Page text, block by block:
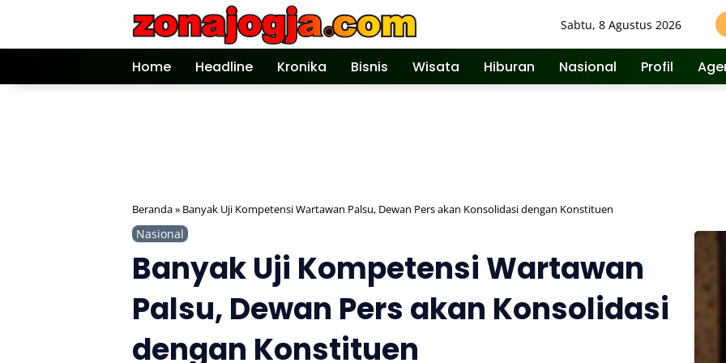
Sabtu, 8 Agustus 2026
Home Headline Kronika Bisnis Wisata Hiburan Nasional Profil
Beranda» Banyak Uji Kompetensi Wartawan Palsu, Dewan Pers akan Konsolidasi dengan Konstituen
Nasional
Banyak Uji Kompetensi Wartawan
Palsu, Dewan Pers akan Konsolidasi
dengan Konstituen